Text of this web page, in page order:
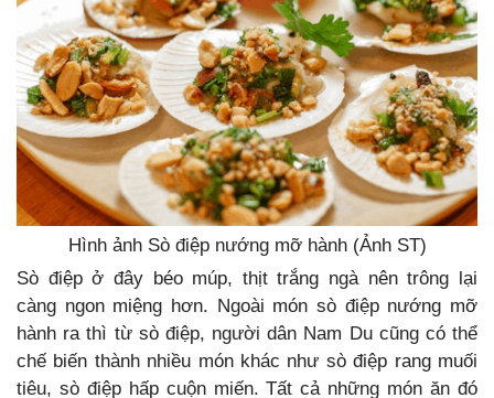
Hình ảnh Sò điệp nướng mỡ hành (Ảnh ST)
Sò điệp ở đây béo múp, thịt trắng ngà nên trông lại
càng ngon miệng hơn. Ngoài món sò điệp nướng mỡ
hành ra thì từ sò điệp, người dân Nam Du cũng có thể
chế biến thành nhiều món khác như sò điệp rang muối
tiêu, sò điệp hấp cuộn miến. Tất cả những món ăn đó